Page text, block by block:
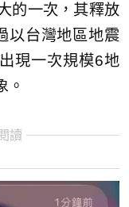
的一次，其釋放
以台灣地區地震
現一次規模6地
。
讀